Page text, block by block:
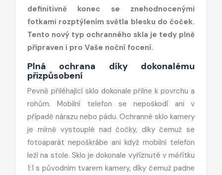
definitivně konec se znehodnocenými
fotkami rozptýlením světla blesku do čoček.
Tento nový typ ochranného skla je tedy plně
připraven i pro Vaše noční focení.
Plná ochrana díky dokonalému
přizpůsobení
Pevně přiléhající sklo dokonale přilne k povrchu a
rohům. Mobilní telefon se nepoškodí ani v
případě nárazu nebo pádu. Ochranné sklo kamery
je mírně vystouplé nad čočky, díky čemuž se
fotoaparát nepoškrábe ani když mobilní telefon
leží na stole. Sklo je dokonale vyříznuté v měřítku
1:1 s původním tvarem kamery, díky čemuž padne